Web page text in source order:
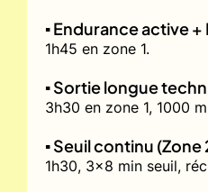
▪️ Endurance active
1h45 en zone 1.
▪️ Sortie longue
3h30 en zone 1, 1000
▪️ Seuil continu (Zone
1h30, 3x8 min seuil,